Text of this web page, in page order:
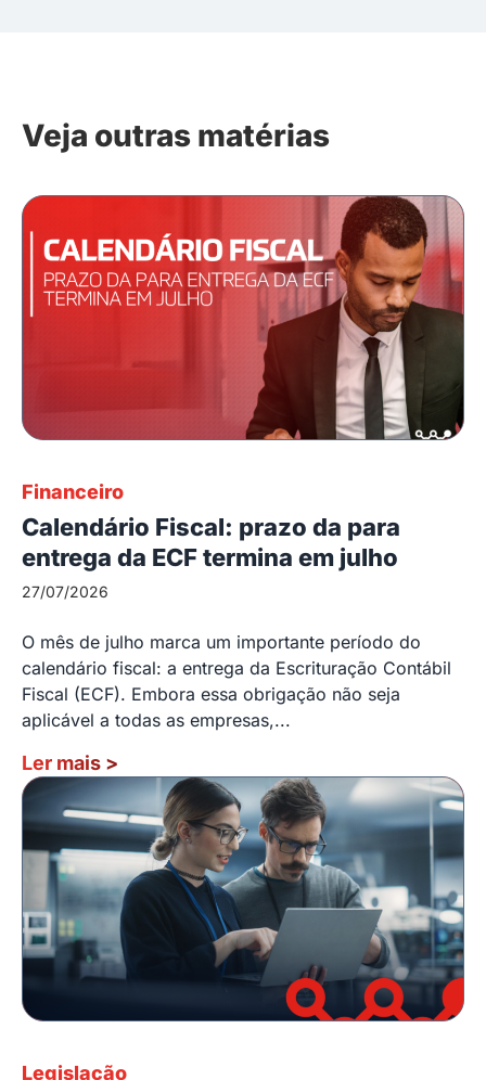
Veja outras matérias
Financeiro
Calendário Fiscal: prazo da para
entrega da ECF termina em julho
27/07/2026
O mês de julho marca um importante período do
calendário fiscal: a entrega da Escrituração Contábil
Fiscal (ECF). Embora essa obrigação não seja
aplicável a todas as empresas,...
Ler mais >
Legislação